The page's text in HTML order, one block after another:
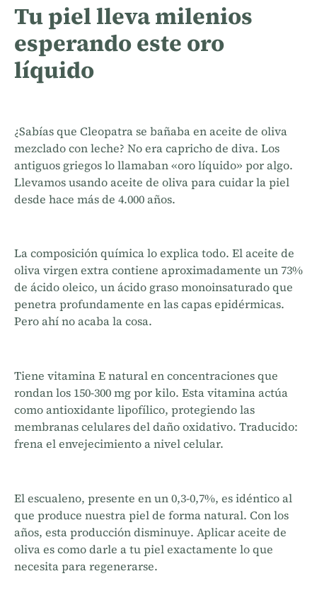
Tu piel lleva milenios
esperando este oro
líquido
¿Sabías que Cleopatra se bañaba en aceite de oliva
mezclado con leche? No era capricho de diva. Los
antiguos griegos lo llamaban «oro líquido» por algo.
Llevamos usando aceite de oliva para cuidar la piel
desde hace más de 4.000 años.
La composición química lo explica todo. El aceite de
oliva virgen extra contiene aproximadamente un 73%
de ácido oleico, un ácido graso monoinsaturado que
penetra profundamente en las capas epidérmicas.
Pero ahí no acaba la cosa.
Tiene vitamina E natural en concentraciones que
rondan los 150-300 mg por kilo. Esta vitamina actúa
como antioxidante lipofílico, protegiendo las
membranas celulares del daño oxidativo. Traducido:
frena el envejecimiento a nivel celular.
El escualeno, presente en un 0,3-0,7%, es idéntico al
que produce nuestra piel de forma natural. Con los
años, esta producción disminuye. Aplicar aceite de
oliva es como darle a tu piel exactamente lo que
necesita para regenerarse.